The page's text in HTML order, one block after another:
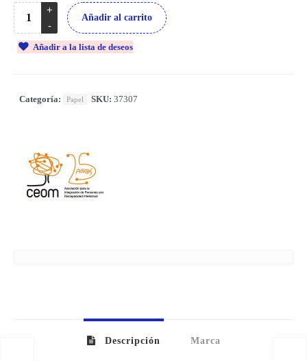
Añadir al carrito
Añadir a la lista de deseos
Categoría: Papel SKU: 37307
Descripción Marca